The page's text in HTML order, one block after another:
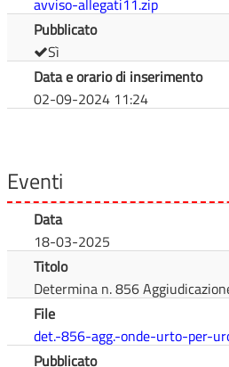
avviso-allegati11.zip
Pubblicato
Sì
Data e orario di inserimento
02-09-2024 11:24
Eventi
Data
18-03-2025
Titolo
Determina n. 856
File
det.-856-agg.-onde-urto-per-
Pubblicato